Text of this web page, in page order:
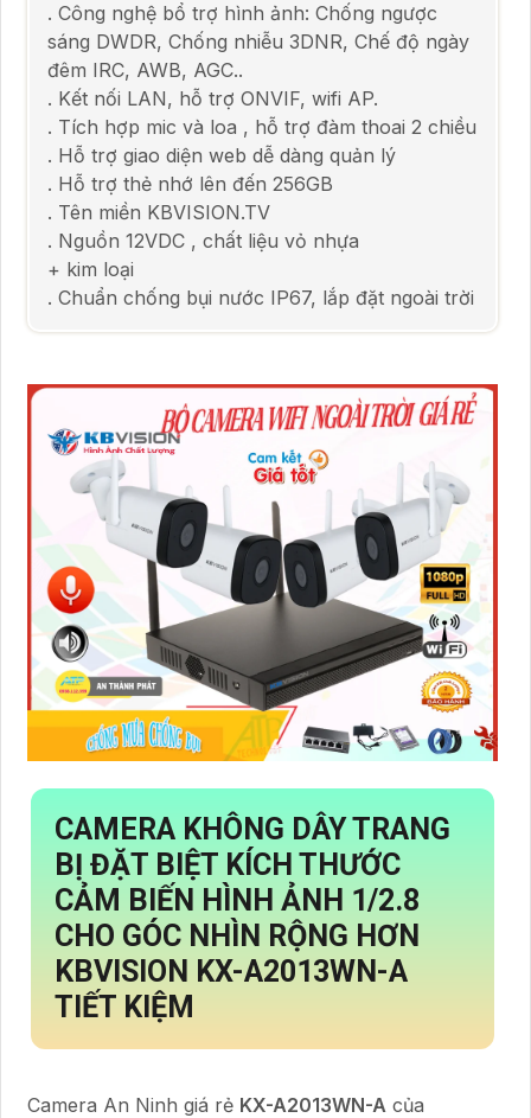
. Công nghệ bổ trợ hình ảnh: Chống ngược
sáng DWDR, Chống nhiễu 3DNR, Chế độ ngày
đêm IRC, AWB, AGC..
. Kết nối LAN, hỗ trợ ONVIF, wifi AP.
. Tích hợp mic và loa , hỗ trợ đàm thoai 2 chiều
. Hỗ trợ giao diện web dễ dàng quản lý
. Hỗ trợ thẻ nhớ lên đến 256GB
. Tên miền KBVISION.TV
. Nguồn 12VDC , chất liệu vỏ nhựa
+ kim loại
. Chuẩn chống bụi nước IP67, lắp đặt ngoài trời
CAMERA KHÔNG DÂY TRANG
BỊ ĐẶT BIỆT KÍCH THƯỚC
CẢM BIẾN HÌNH ẢNH 1/2.8
CHO GÓC NHÌN RỘNG HƠN
KBVISION KX-A2013WN-A
TIẾT KIỆM
Camera An Ninh giá rẻ KX-A2013WN-A của